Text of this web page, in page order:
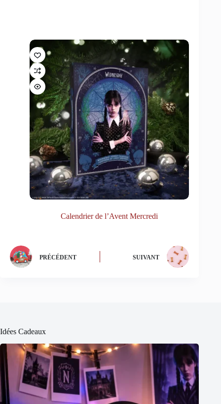
Calendrier de l’Avent Mercredi
PRÉCÉDENT SUIVANT
Idées Cadeaux